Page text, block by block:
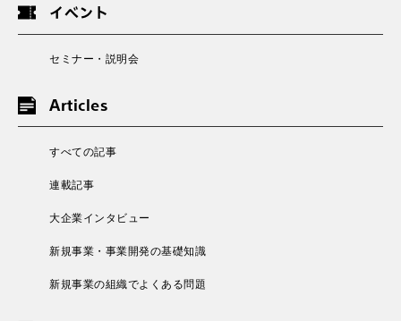
イベント
セミナー・説明会
Articles
すべての記事
連載記事
大企業インタビュー
新規事業・事業開発の基礎知識
新規事業の組織でよくある問題